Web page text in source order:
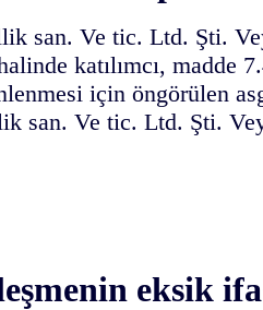
san. Ve tic. Ltd. Şti.
katılımcı, madde
için öngörülen
san. Ve tic. Ltd. Şti.
eksik